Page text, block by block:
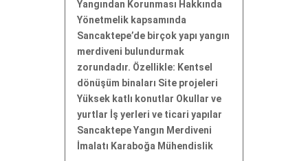
Yangından Korunması Hakkında
Yönetmelik kapsamında
Sancaktepe’de birçok yapı yangın
merdiveni bulundurmak
zorundadır. Özellikle: Kentsel
dönüşüm binaları Site projeleri
Yüksek katlı konutlar Okullar ve
yurtlar İş yerleri ve ticari yapılar
Sancaktepe Yangın Merdiveni
İmalatı Karaboğa Mühendislik